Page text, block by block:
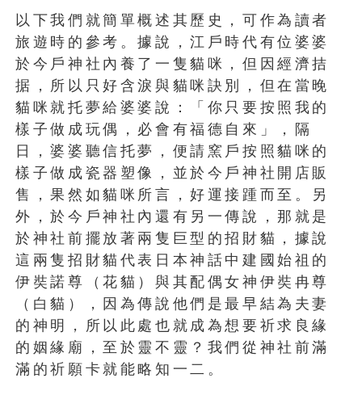
以下我們就簡單概述其歷史，可作為讀者
旅遊時的參考。據說，江戶時代有位婆婆
於今戶神社內養了一隻貓咪，但因經濟拮
据，所以只好含淚與貓咪訣別，但在當晚
貓咪就托夢給婆婆說：「你只要按照我的
樣子做成玩偶，必會有福德自來」，隔
日，婆婆聽信托夢，便請窯戶按照貓咪的
樣子做成瓷器塑像，並於今戶神社開店販
售，果然如貓咪所言，好運接踵而至。另
外，於今戶神社內還有另一傳說，那就是
於神社前擺放著兩隻巨型的招財貓，據說
這兩隻招財貓代表日本神話中建國始祖的
伊奘諾尊（花貓）與其配偶女神伊奘冉尊
（白貓），因為傳說他們是最早結為夫妻
的神明，所以此處也就成為想要祈求良緣
的姻緣廟，至於靈不靈？我們從神社前滿
滿的祈願卡就能略知一二。